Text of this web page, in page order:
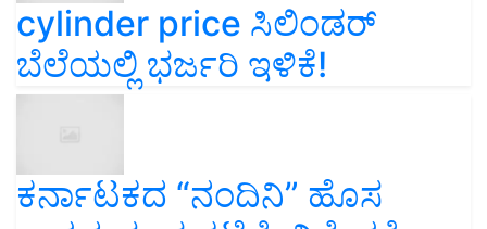
cylinder price ಸಿಲಿಂಡರ್‌
ಬೆಲೆಯಲ್ಲಿ ಭರ್ಜರಿ ಇಳಿಕೆ!
ಕರ್ನಾಟಕದ “ನಂದಿನಿ” ಹೊಸ